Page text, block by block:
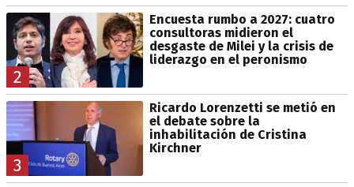
2
Encuesta rumbo a 2027: cuatro
consultoras midieron el
desgaste de Milei y la crisis de
liderazgo en el peronismo
3
Ricardo Lorenzetti se metió en
el debate sobre la
inhabilitación de Cristina
Kirchner